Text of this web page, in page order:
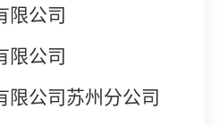
限公司
限公司
限公司苏州分公司